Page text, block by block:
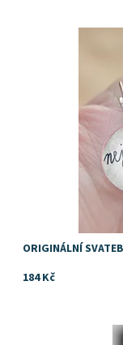
Dostupnost:
ORIGINÁLNÍ
184 Kč